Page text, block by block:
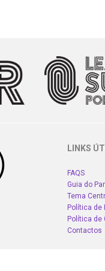
LINKS
FAQS
Guia do
Tema
Política de
Política de
Contactos